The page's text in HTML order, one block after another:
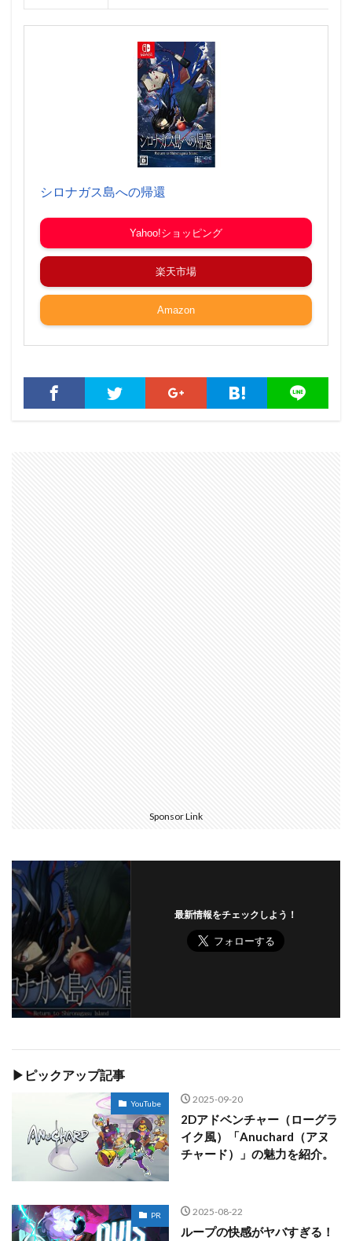
シロナガス島への帰還
Yahoo!ショッピング
楽天市場
Amazon
Sponsor Link
最新情報をチェックしよう！
▶ピックアップ記事
YouTube 2025-09-20
2Dアドベンチャー（ローグラ
イク風）「Anuchard（アヌ
チャード）」の魅力を紹介。
PR 2025-08-22
ループの快感がヤバすぎる！